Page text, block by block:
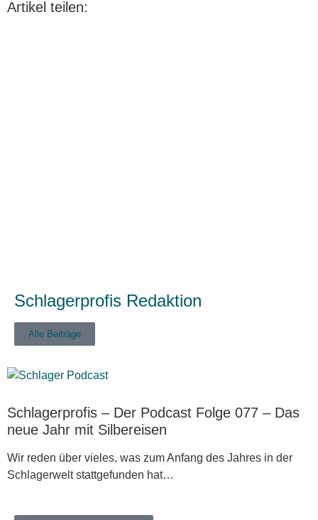
Artikel teilen:
Schlagerprofis Redaktion
Alle Beiträge
Schlagerprofis – Der Podcast Folge 077 – Das
neue Jahr mit Silbereisen
Wir reden über vieles, was zum Anfang des Jahres in der
Schlagerwelt stattgefunden hat…